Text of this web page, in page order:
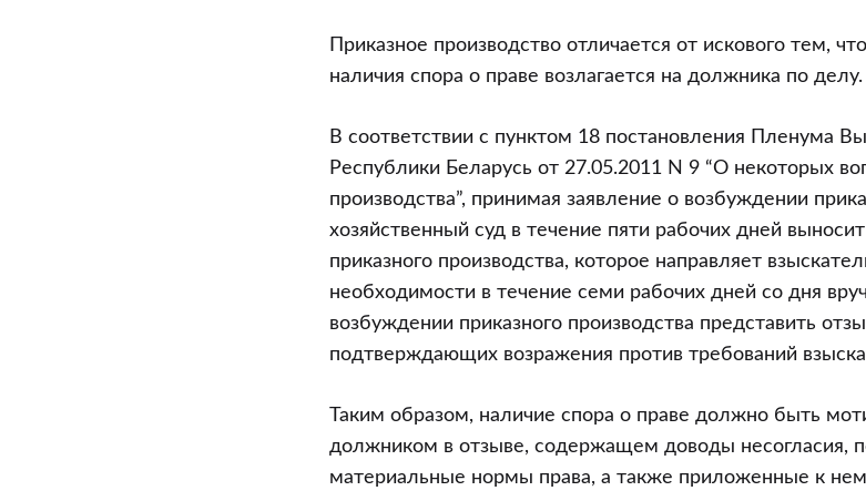
Отзыв
в
производстве
должен
быть
мотивирован
Приказное производство отличается от искового тем,
наличия спора о праве возлагается на должника по делу.
В соответствии с пунктом 18 постановления Пленума
Республики Беларусь от 27.05.2011 N 9 “О некоторых
производства”, принимая заявление о возбуждении
хозяйственный суд в течение пяти рабочих дней
приказного производства, которое направляет
необходимости в течение семи рабочих дней со дня
возбуждении приказного производства представить
подтверждающих возражения против требований
Таким образом, наличие спора о праве должно быть
должником в отзыве, содержащем доводы несогласия,
материальные нормы права, а также приложенные к